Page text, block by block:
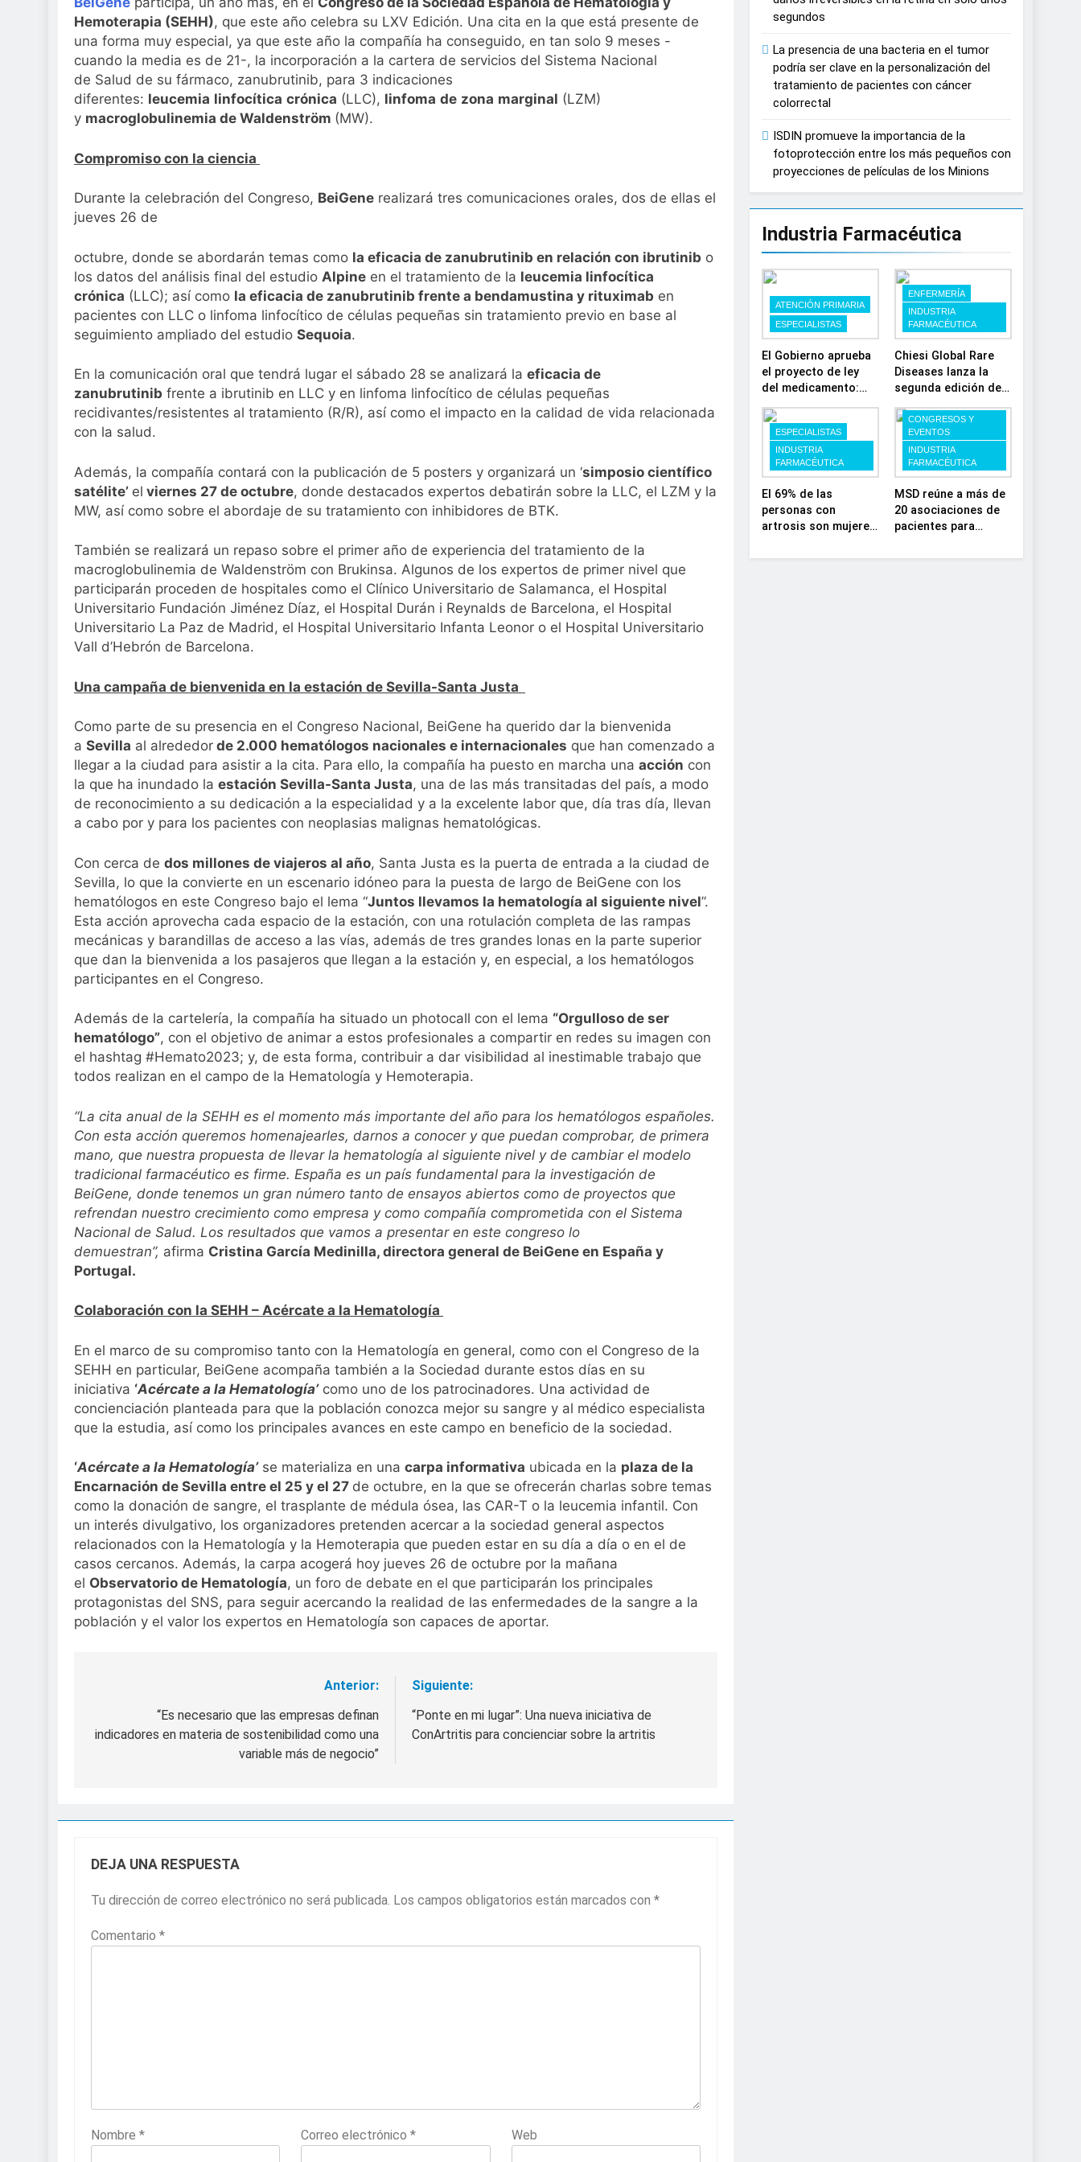
Sanidad publica el primer análisis nacional sobre la situación de las TCAE en España
Hemoterapia (SEHH), que este año celebra su LXV Edición. Una cita en la que está presente de
una forma muy especial, ya que este año la compañía ha conseguido, en tan solo 9 meses -
cuando la media es de 21-, la incorporación a la cartera de servicios del Sistema Nacional
de Salud de su fármaco, zanubrutinib, para 3 indicaciones
diferentes: leucemia linfocítica crónica (LLC), linfoma de zona marginal (LZM)
y macroglobulinemia de Waldenström (MW).
Compromiso con la ciencia
Durante la celebración del Congreso, BeiGene realizará tres comunicaciones orales, dos de ellas el
jueves 26 de
octubre, donde se abordarán temas como la eficacia de zanubrutinib en relación con ibrutinib o
los datos del análisis final del estudio Alpine en el tratamiento de la leucemia linfocítica
crónica (LLC); así como la eficacia de zanubrutinib frente a bendamustina y rituximab en
pacientes con LLC o linfoma linfocítico de células pequeñas sin tratamiento previo en base al
seguimiento ampliado del estudio Sequoia.
En la comunicación oral que tendrá lugar el sábado 28 se analizará la eficacia de
zanubrutinib frente a ibrutinib en LLC y en linfoma linfocítico de células pequeñas
recidivantes/resistentes al tratamiento (R/R), así como el impacto en la calidad de vida relacionada
con la salud.
Además, la compañía contará con la publicación de 5 posters y organizará un ‘simposio científico
satélite’ el viernes 27 de octubre, donde destacados expertos debatirán sobre la LLC, el LZM y la
MW, así como sobre el abordaje de su tratamiento con inhibidores de BTK.
También se realizará un repaso sobre el primer año de experiencia del tratamiento de la
macroglobulinemia de Waldenström con Brukinsa. Algunos de los expertos de primer nivel que
participarán proceden de hospitales como el Clínico Universitario de Salamanca, el Hospital
Universitario Fundación Jiménez Díaz, el Hospital Durán i Reynalds de Barcelona, el Hospital
Universitario La Paz de Madrid, el Hospital Universitario Infanta Leonor o el Hospital Universitario
Vall d’Hebrón de Barcelona.
Una campaña de bienvenida en la estación de Sevilla-Santa Justa
Como parte de su presencia en el Congreso Nacional, BeiGene ha querido dar la bienvenida
a Sevilla al alrededor de 2.000 hematólogos nacionales e internacionales que han comenzado a
llegar a la ciudad para asistir a la cita. Para ello, la compañía ha puesto en marcha una acción con
la que ha inundado la estación Sevilla-Santa Justa, una de las más transitadas del país, a modo
de reconocimiento a su dedicación a la especialidad y a la excelente labor que, día tras día, llevan
a cabo por y para los pacientes con neoplasias malignas hematológicas.
Con cerca de dos millones de viajeros al año, Santa Justa es la puerta de entrada a la ciudad de
Sevilla, lo que la convierte en un escenario idóneo para la puesta de largo de BeiGene con los
hematólogos en este Congreso bajo el lema “Juntos llevamos la hematología al siguiente nivel”.
Esta acción aprovecha cada espacio de la estación, con una rotulación completa de las rampas
mecánicas y barandillas de acceso a las vías, además de tres grandes lonas en la parte superior
que dan la bienvenida a los pasajeros que llegan a la estación y, en especial, a los hematólogos
participantes en el Congreso.
Además de la cartelería, la compañía ha situado un photocall con el lema “Orgulloso de ser
hematólogo”, con el objetivo de animar a estos profesionales a compartir en redes su imagen con
el hashtag #Hemato2023; y, de esta forma, contribuir a dar visibilidad al inestimable trabajo que
todos realizan en el campo de la Hematología y Hemoterapia.
“La cita anual de la SEHH es el momento más importante del año para los hematólogos españoles.
Con esta acción queremos homenajearles, darnos a conocer y que puedan comprobar, de primera
mano, que nuestra propuesta de llevar la hematología al siguiente nivel y de cambiar el modelo
tradicional farmacéutico es firme. España es un país fundamental para la investigación de
BeiGene, donde tenemos un gran número tanto de ensayos abiertos como de proyectos que
refrendan nuestro crecimiento como empresa y como compañía comprometida con el Sistema
Nacional de Salud. Los resultados que vamos a presentar en este congreso lo
demuestran”, afirma Cristina García Medinilla, directora general de BeiGene en España y
Portugal.
Colaboración con la SEHH – Acércate a la Hematología
En el marco de su compromiso tanto con la Hematología en general, como con el Congreso de la
SEHH en particular, BeiGene acompaña también a la Sociedad durante estos días en su
iniciativa ‘Acércate a la Hematología’como uno de los patrocinadores. Una actividad de
concienciación planteada para que la población conozca mejor su sangre y al médico especialista
que la estudia, así como los principales avances en este campo en beneficio de la sociedad.
‘Acércate a la Hematología’se materializa en una carpa informativa ubicada en la plaza de la
Encarnación de Sevilla entre el 25 y el 27 de octubre, en la que se ofrecerán charlas sobre temas
como la donación de sangre, el trasplante de médula ósea, las CAR-T o la leucemia infantil. Con
un interés divulgativo, los organizadores pretenden acercar a la sociedad general aspectos
relacionados con la Hematología y la Hemoterapia que pueden estar en su día a día o en el de
casos cercanos. Además, la carpa acogerá hoy jueves 26 de octubre por la mañana
el Observatorio de Hematología, un foro de debate en el que participarán los principales
protagonistas del SNS, para seguir acercando la realidad de las enfermedades de la sangre a la
población y el valor los expertos en Hematología son capaces de aportar.
Anterior:
“Es necesario que las empresas definan
indicadores en materia de sostenibilidad como una
variable más de negocio”
Siguiente:
“Ponte en mi lugar”: Una nueva iniciativa de
ConArtritis para concienciar sobre la artritis
DEJA UNA RESPUESTA
Tu dirección de correo electrónico no será publicada. Los campos obligatorios están marcados con *
Comentario *
Nombre * Correo electrónico* Web
segundos
La presencia de una bacteria en el tumor
podría ser clave en la personalización del
tratamiento de pacientes con cáncer
colorrectal
ISDIN promueve la importancia de la
fotoprotección entre los más pequeños con
proyecciones de películas de los Minions
Industria Farmacéutica
ATENCIÓN PRIMARIA
ESPECIALISTAS
El Gobierno aprueba
el proyecto de ley
del medicamento:
autonomía
estratégica y
modernización para
el SNS
ENFERMERÍA
INDUSTRIA
FARMACÉUTICA
Chiesi Global Rare
Diseases lanza la
segunda edición de
impulsar la
investigación en
enfermedades de
depósito lisosomal
ESPECIALISTAS
INDUSTRIA
FARMACÉUTICA
El 69% de las
personas con
artrosis son mujeres
con dolor y rigidez a
CONGRESOS Y
EVENTOS
INDUSTRIA
FARMACÉUTICA
MSD reúne a más de
20 asociaciones de
pacientes para
sobre el presente y